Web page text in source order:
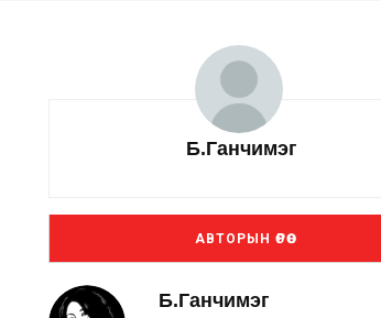
Б.Ганчимэг
АВТОРЫН ӨРӨӨ
Б.Ганчимэг